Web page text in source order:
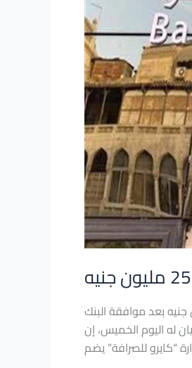
إنه انتهى من تأسيس شركة “كايرو للصرافة” برأس مال مرخص 250 مليون جنيه ومصدر ومدفوع 100 مليون جنيه بعد موافقة البنك
له اليوم الخميس، إن
“كايرو للصرافة” يضم
مرخص
250
مليون
جنيه